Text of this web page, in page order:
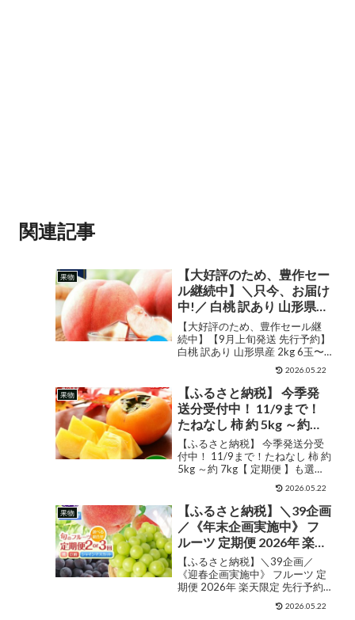
関連記事
果物
【大好評のため、豊作セー
ル継続中】＼只今、お届け
中!／ 白桃 訳あり 山形県産
2kg 6玉〜10玉前後 クール
便 産地直送 お試し お徳用
ご家庭用 ワケあり わけあ
り 固い桃 柔らかい桃 硬い
桃 桃 もも モモ 送料無料 果
物 フルーツ 品種指定不可
【大好評のため、豊作セール継
続中】【9月上旬発送 先行予約】
白桃 訳あり 山形県産 2kg 6玉〜
10玉前後 クール便 産地直送 お試
し お徳用 ご家庭用 ワケあり わけ
あり 固い桃 柔らかい桃 硬い桃 桃
もも モモ 送料無料 果物 フ...
2026.05.22
果物
【ふるさと納税】 今季発
送分受付中！ 11/9まで！
たねなし 柿 約 5kg ～約
7kg【 定期便 】も選べる！
たねなし柿 ＆ 古都華 いち
ご | フルーツ 果物 くだもの
柿 かき カキ たねなし 種無
し 種なし 奈良県 五條市 五
條の柿 西岡農園
【ふるさと納税】 今季発送分受
付中！ 11/9まで！たねなし 柿 約
5kg ～約 7kg【 定期便 】も選べ
る！ たねなし柿 ＆ 古都華 いちご
| フルーツ 果物 くだもの 柿 かき
カキ たねなし 種無し 種なし 奈良
県 五條市 五條...
2026.05.22
果物
【ふるさと納税】＼39企画
／《年末企画実施中》 フ
ルーツ 定期便 2026年 楽天
限定 先行予約 選べる回数
桃 巨峰 シャインマスカッ
ト ぶどう 果物 白桃 白鳳
500g 1kg 2kg 新鮮 産地直
【ふるさと納税】＼39企画／
《迎春企画実施中》 フルーツ 定
期便 2026年 楽天限定 先行予約
選べる回数 桃 巨峰 シャインマス
カット ぶどう 果物 白桃 白鳳
2026.05.22